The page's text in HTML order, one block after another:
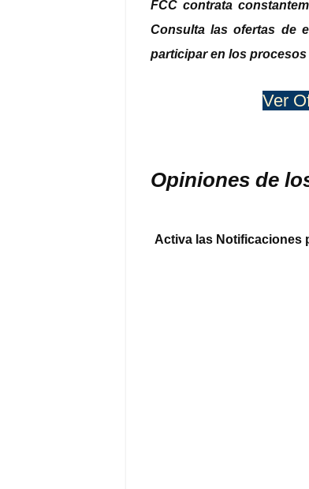
FCC contrata
Consulta las ofertas de
participar en los
Ver
Opiniones de
Activa las Notificaciones